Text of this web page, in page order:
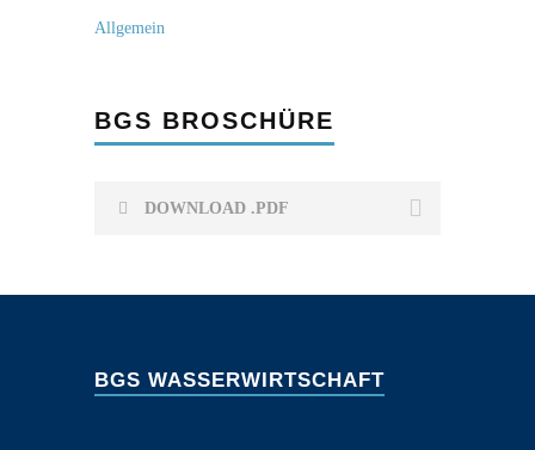
Allgemein
BGS BROSCHÜRE
DOWNLOAD .PDF
BGS WASSERWIRTSCHAFT